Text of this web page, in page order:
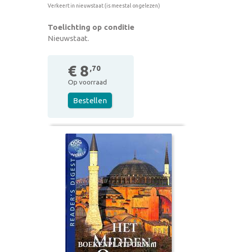
Verkeert in nieuwstaat (is meestal ongelezen)
Toelichting op conditie
Nieuwstaat.
€ 8 ,70
Op voorraad
Bestellen